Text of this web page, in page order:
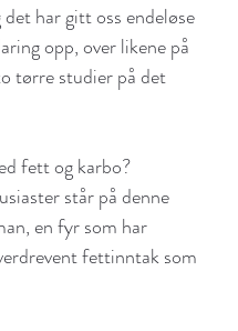
har gitt oss endeløse
opp, over likene på
tørre studier på det
fett og karbo?
står på denne
en fyr som har
fettinntak som